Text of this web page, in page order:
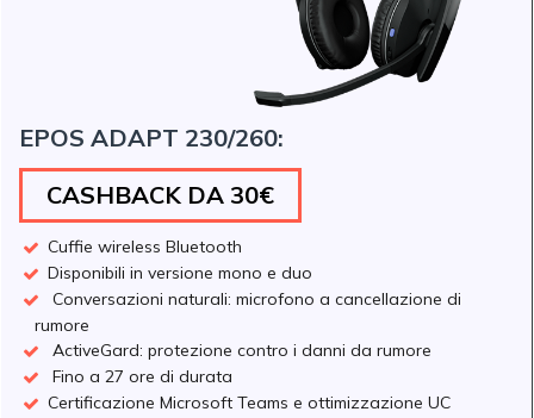
EPOS ADAPT 230/260:
CASHBACK DA 30€
Cuffie wireless Bluetooth
Disponibili in versione mono e duo
Conversazioni naturali: microfono a cancellazione di
rumore
ActiveGard: protezione contro i danni da rumore
Fino a 27 ore di durata
Certificazione Microsoft Teams e ottimizzazione UC